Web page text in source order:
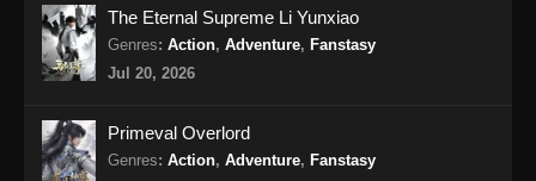
Eps 330 - Against the Sky Supreme Episode
330 Subtitle Indonesia - Agustus 23, 2024
Subtitle Indonesia
Eps 331 - Against the Sky Supreme Episode
The Eternal Supreme Li Yunxiao
Genres: Action, Adventure, Fanstasy
Jul 20, 2026
Primeval Overlord
Genres: Action, Adventure, Fanstasy